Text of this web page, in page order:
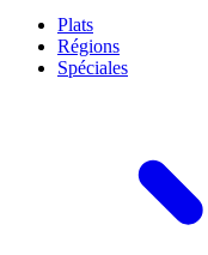
Plats
Régions
Spéciales